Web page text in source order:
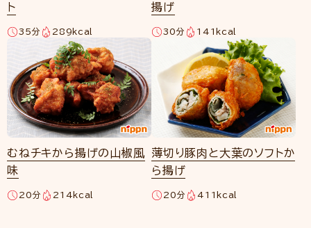
ト
35分 289kcal
揚げ
30分 141kcal
むねチキから揚げの山椒風
味
20分 214kcal
薄切り豚肉と大葉のソフトか
ら揚げ
20分 411kcal